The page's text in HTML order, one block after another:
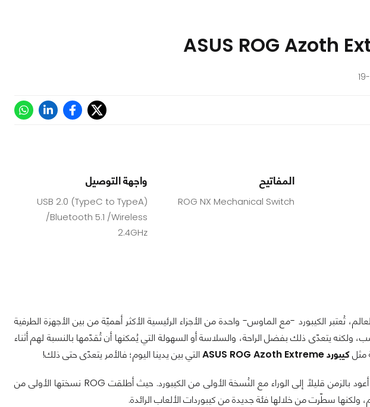
المفاتيح
ROG NX Mechanical Switch
واجهة التوصيل
USB 2.0 (TypeC to TypeA)
/Bluetooth 5.1 /Wireless
2.4GHz
تُعتبر الكيبورد -مع الماوس- واحدة من الأجزاء الرئيسية الأكثر أهميّة من بين الأجهزة الطرفية
ولكنه يتعدّى ذلك بفضل الراحة، والسلاسة أو السهولة التي يُمكنها أن تُقدّمها بالنسبة لهم أثناء
مثلكيبورد ASUS ROG Azoth Extreme التي بين يدينا اليوم؛ فالأمر يتعدّى حتى ذلك!
حسنًا، دعوني قبل البدء في الحديث عن هذه الكيبورد الثورية أعود بالزمن قليلًا إلى الوراء مع النُسخة الأولى من الكيبورد. حيث أطلقت ROG نسختها الأولى من